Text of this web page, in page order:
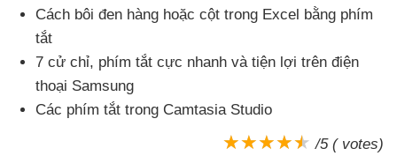
Cách bôi đen hàng hoặc cột trong Excel bằng phím
tắt
7 cử chỉ, phím tắt cực nhanh và tiện lợi trên điện
thoại Samsung
Các phím tắt trong Camtasia Studio
/5 ( votes)